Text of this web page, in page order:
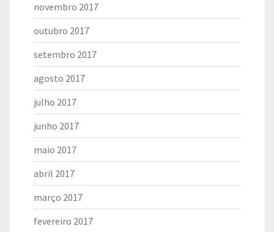
novembro 2017
outubro 2017
setembro 2017
agosto 2017
julho 2017
junho 2017
maio 2017
abril 2017
março 2017
fevereiro 2017